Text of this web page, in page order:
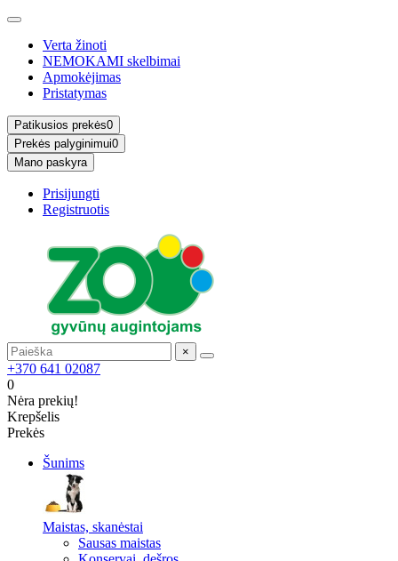
Verta žinoti
NEMOKAMI skelbimai
Apmokėjimas
Pristatymas
Patikusios prekės0
Prekės palyginimui0
Mano paskyra
Prisijungti
Registruotis
×
+370 641 02087
0
Nėra prekių!
Krepšelis
Prekės
Šunims
Maistas, skanėstai
Sausas maistas